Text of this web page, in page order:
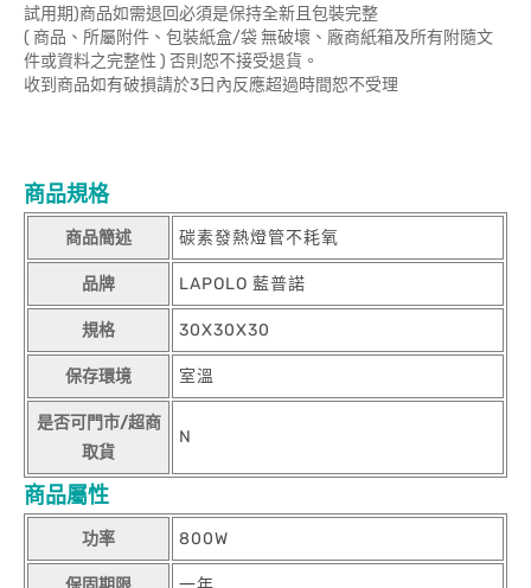
試用期)商品如需退回必須是保持全新且包裝完整
( 商品、所屬附件、包裝紙盒/袋 無破壞、廠商紙箱及所有附隨文
件或資料之完整性 ) 否則恕不接受退貨。
收到商品如有破損請於3日內反應超過時間恕不受理
商品規格
商品簡述 碳素發熱燈管不耗氧
品牌 LAPOLO 藍普諾
規格 30X30X30
保存環境 室溫
是否可門市/超商
取貨
N
商品屬性
功率 800W